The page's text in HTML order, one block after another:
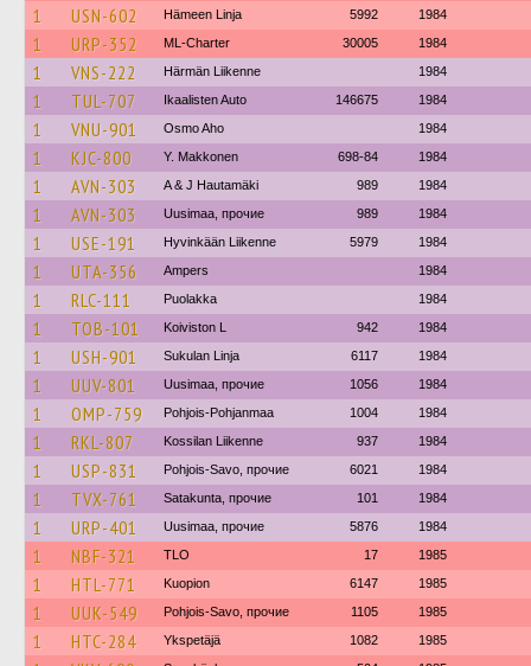
1 USN-602 Hämeen Linja 5992 1984
1 URP-352 ML-Charter 30005 1984
1 VNS-222 Härmän Liikenne 1984
1 TUL-707 Ikaalisten Auto 146675 1984
1 VNU-901 Osmo Aho 1984
1 KJC-800 Y. Makkonen 698-84 1984
1 AVN-303 A & J Hautamäki 989 1984
1 AVN-303 Uusimaa, прочие 989 1984
1 USE-191 Hyvinkään Liikenne 5979 1984
1 UTA-356 Ampers 1984
1 RLC-111 Puolakka 1984
1 TOB-101 Koiviston L 942 1984
1 USH-901 Sukulan Linja 6117 1984
1 UUV-801 Uusimaa, прочие 1056 1984
1 OMP-759 Pohjois-Pohjanmaa 1004 1984
1 RKL-807 Kossilan Liikenne 937 1984
1 USP-831 Pohjois-Savo, прочие 6021 1984
1 TVX-761 Satakunta, прочие 101 1984
1 URP-401 Uusimaa, прочие 5876 1984
1 NBF-321 TLO 17 1985
1 HTL-771 Kuopion 6147 1985
1 UUK-549 Pohjois-Savo, прочие 1105 1985
1 HTC-284 Ykspetäjä 1082 1985